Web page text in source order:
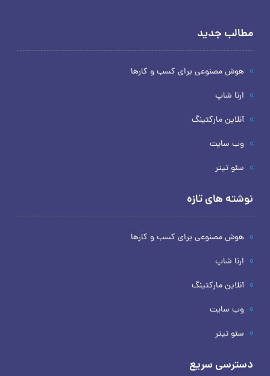
مطالب جدید
هوش مصنوعی برای کسب و کارها
ارنا شاپ
آنلاین مارکتینگ
وب سایت
سئو تیتر
نوشته های تازه
هوش مصنوعی برای کسب و کارها
ارنا شاپ
آنلاین مارکتینگ
وب سایت
سئو تیتر
دسترسی سریع